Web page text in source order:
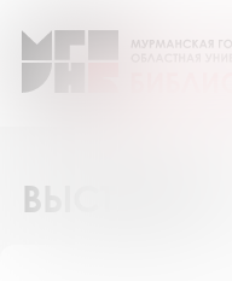
ВЫСТАВКИ